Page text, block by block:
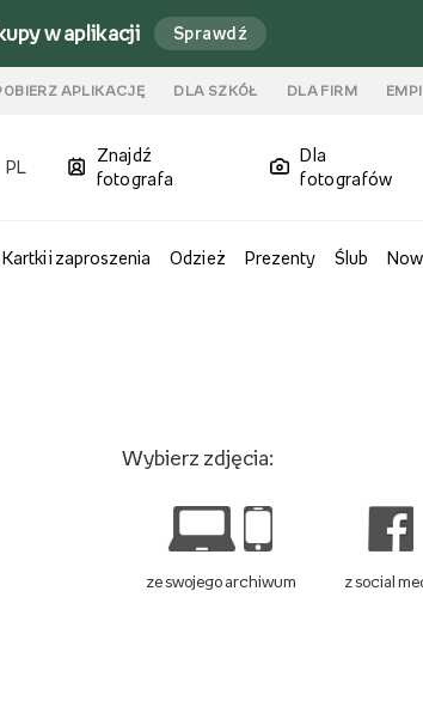
w aplikacji Sprawdź
APLIKACJĘ DLA SZKÓŁ DLA FIRM
PL
Znajdź
fotografa
Dla
fotografów
Kartki i zaproszenia Odzież Prezenty Ślub
Wybierz zdjęcia:
ze swojego archiwum z social